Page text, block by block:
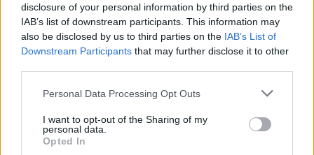
disclosure of your personal information by third parties on the
IAB’s list of downstream participants. This information may
also be disclosed by us to third parties on the IAB’s List of
Downstream Participants that may further disclose it to other
Personal Data Processing Opt Outs
I want to opt-out of the Sharing of my
personal data.
Opted In
TP Greece: Πώς διαμορφώνεται το
μέλλον του Insurance στην εποχή του AI
σου
Advertorial